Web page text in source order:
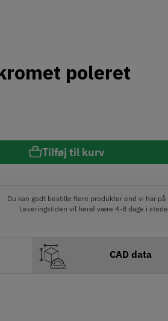
poleret
Tilføj til kurv
Du kan godt bestille flere produkter end vi har på
Leveringstiden vil heraf være 4-8 dage i
CAD data